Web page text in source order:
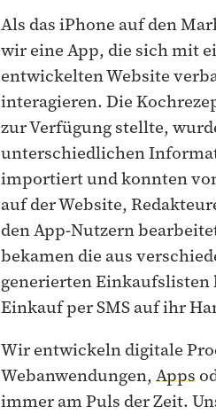
Als das iPhone auf den
wir eine App, die sich mit
entwickelten Website
interagieren. Die
zur Verfügung stellte,
unterschiedlichen
importiert und konnten
auf der Website,
den App-Nutzern
bekamen die aus
generierten Einkaufslisten
Einkauf per SMS auf ihr
Wir entwickeln digitale
Webanwendungen,Apps
immer am Puls der Zeit.